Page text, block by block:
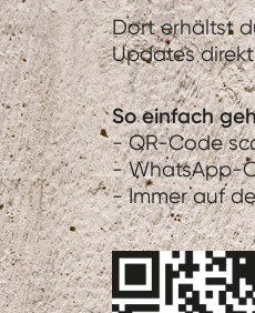
Dort erhältst
Updates
So einfach
- QR-Code
- WhatsApp-
- Immer auf